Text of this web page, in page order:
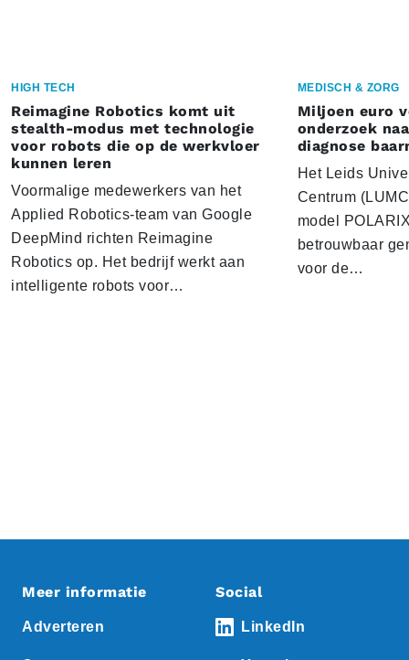
HIGH TECH
Reimagine Robotics komt uit
stealth-modus met technologie
voor robots die op de werkvloer
kunnen leren
Voormalige medewerkers van het
Applied Robotics-team van Google
DeepMind richten Reimagine
Robotics op. Het bedrijf werkt aan
intelligente robots voor…
MEDISCH & ZORG
Miljoen euro
onderzoek
diagnose
Het Leids
Centrum
model
betrouwbaar
voor de…
Meer informatie
Adverteren
Social
LinkedIn